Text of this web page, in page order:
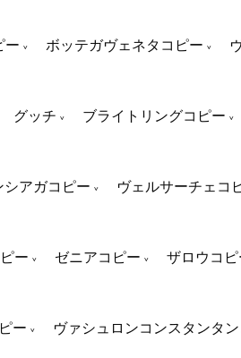
ー ボッテガヴェネタコピー
グッチ ブライトリングコピー
アガコピー ヴェルサーチェコ
ー ゼニアコピー ザロウコ
ー ヴァシュロンコンスタンタ